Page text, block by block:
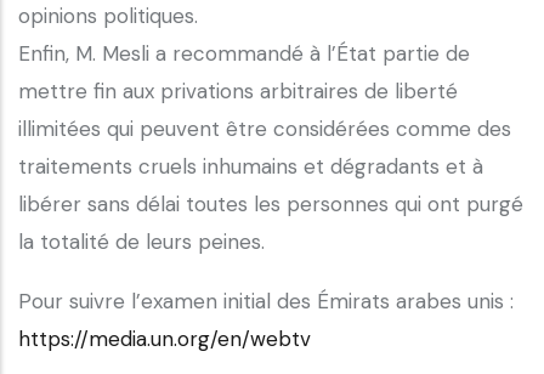
opinions politiques.
Enfin, M. Mesli a recommandé à l’État partie de
mettre fin aux privations arbitraires de liberté
illimitées qui peuvent être considérées comme des
traitements cruels inhumains et dégradants et à
libérer sans délai toutes les personnes qui ont purgé
la totalité de leurs peines.
Pour suivre l’examen initial des Émirats arabes unis :
https://media.un.org/en/webtv